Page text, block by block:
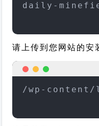
daily-
请上传到您网站的安
/wp-content/